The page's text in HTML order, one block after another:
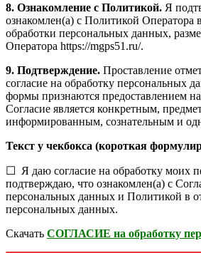
8. Ознакомление с Политикой. Я
ознакомлен(а) с Политикой Оператора
обработки персональных данных,
Оператора https://mgps51.ru/.
9. Подтверждение. Проставление
согласие на обработку персональных
формы признаются предоставлением
Согласие является конкретным,
информированным, сознательным и
Текст у чекбокса (короткая
☐ Я даю согласие на обработку моих
подтверждаю, что ознакомлен(а) с
персональных данных и Политикой в
персональных данных.
Скачать СОГЛАСИЕ на обработку